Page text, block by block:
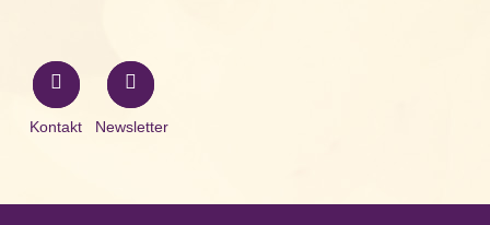
Kontakt Newsletter